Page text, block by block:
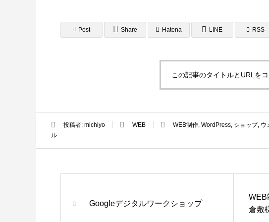
Post Share Hatena LINE RSS
この記事のタイトルとURLを
投稿者: michiyo WEB WEB制作, WordPress, ショップ, ウ
ル
Googleデジタルワークショップ
WEB
倉敷